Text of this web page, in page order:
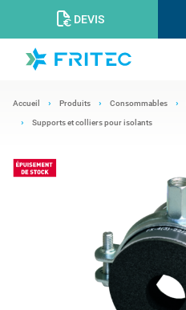
DEVIS
Accueil Produits Consommables
Supports et colliers pour isolants